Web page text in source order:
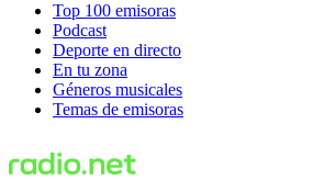
Top 100 emisoras
Podcast
Deporte en directo
En tu zona
Géneros musicales
Temas de emisoras